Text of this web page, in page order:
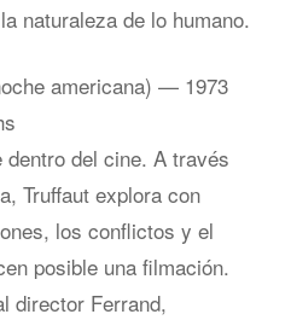
naturaleza de lo humano.
americana) — 1973
del cine. A través
Truffaut explora con
los conflictos y el
posible una filmación.
director Ferrand,